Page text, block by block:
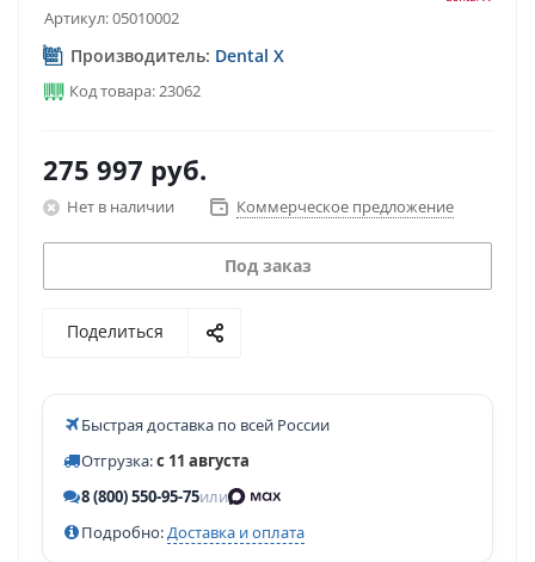
Артикул:05010002
Производитель: Dental X
Код товара: 23062
275 997 руб.
Нет в наличии Коммерческое предложение
Под заказ
Поделиться
Быстрая доставка по всей России
Отгрузка:с 11 августа
8 (800) 550-95-75или
Подробно:Доставка и оплата